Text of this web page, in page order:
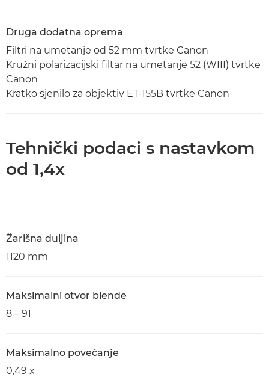
Druga dodatna oprema
Filtri na umetanje od 52 mm tvrtke Canon
Kružni polarizacijski filtar na umetanje 52 (WIII) tvrtke
Canon
Kratko sjenilo za objektiv ET-155B tvrtke Canon
Tehnički podaci s nastavkom
od 1,4x
Žarišna duljina
1120 mm
Maksimalni otvor blende
8 – 91
Maksimalno povećanje
0,49 x